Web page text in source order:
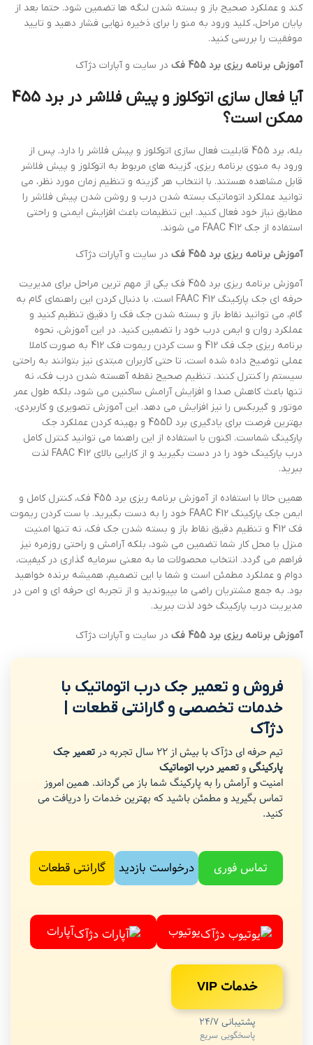
کند و عملکرد صحیح باز و بسته شدن لنگه ها تضمین شود. حتما بعد از
پایان مراحل، کلید ورود به منو را برای ذخیره نهایی فشار دهید و تایید
موفقیت را بررسی کنید.
آموزش برنامه ریزی برد 455 فک
در سایت و آپارات دژآک
آیا فعال سازی اتوکلوز و پیش فلاشر در برد 455
ممکن است؟
بله، برد 455 قابلیت فعال سازی اتوکلوز و پیش فلاشر را دارد. پس از
ورود به منوی برنامه ریزی، گزینه های مربوط به اتوکلوز و پیش فلاشر
قابل مشاهده هستند. با انتخاب هر گزینه و تنظیم زمان مورد نظر، می
توانید عملکرد اتوماتیک بسته شدن درب و روشن شدن پیش فلاشر را
مطابق نیاز خود فعال کنید. این تنظیمات باعث افزایش ایمنی و راحتی
استفاده از جک FAAC 412 می شوند.
آموزش برنامه ریزی برد 455 فک
در سایت و آپارات دژآک
آموزش برنامه ریزی برد 455 فک یکی از مهم ترین مراحل برای مدیریت
حرفه ای جک پارکینگ FAAC 412 است. با دنبال کردن این راهنمای گام به
گام، می توانید نقاط باز و بسته شدن جک فک را دقیق تنظیم کنید و
عملکرد روان و ایمن درب خود را تضمین کنید. در این آموزش، نحوه
برنامه ریزی جک فک 412 و ست کردن ریموت فک 412 به صورت کاملا
عملی توضیح داده شده است، تا حتی کاربران مبتدی نیز بتوانند به راحتی
سیستم را کنترل کنند. تنظیم صحیح نقطه آهسته شدن درب فک، نه
تنها باعث کاهش صدا و افزایش آرامش ساکنین می شود، بلکه طول عمر
موتور و گیربکس را نیز افزایش می دهد. این آموزش تصویری و کاربردی،
بهترین فرصت برای یادگیری برد 455D و بهینه کردن عملکرد جک
پارکینگ شماست. اکنون با استفاده از این راهنما می توانید کنترل کامل
درب پارکینگ خود را در دست بگیرید و از کارایی بالای FAAC 412 لذت
ببرید.
همین حالا با استفاده از آموزش برنامه ریزی برد 455 فک، کنترل کامل و
ایمن جک پارکینگ FAAC 412 خود را به دست بگیرید. با ست کردن ریموت
فک 412 و تنظیم دقیق نقاط باز و بسته شدن جک فک، نه تنها امنیت
منزل یا محل کار شما تضمین می شود، بلکه آرامش و راحتی روزمره نیز
فراهم می گردد. انتخاب محصولات ما به معنی سرمایه گذاری در کیفیت،
دوام و عملکرد مطمئن است و شما با این تصمیم، همیشه برنده خواهید
بود. به جمع مشتریان راضی ما بپیوندید و از تجربه ای حرفه ای و امن در
مدیریت درب پارکینگ خود لذت ببرید.
آموزش برنامه ریزی برد 455 فک در سایت و آپارات دژآک
فروش و تعمیر جک درب اتوماتیک با
خدمات تخصصی و گارانتی قطعات |
دژآک
تیم حرفه ای دژآک با بیش از 22 سال تجربه در
تعمیر جک
پارکینگیوتعمیر درب اتوماتیک
امنیت و آرامش را به پارکینگ شما باز می گرداند. همین امروز
تماس بگیرید و مطمئن باشید که بهترین خدمات را دریافت می
کنید.
تماس فوری درخواست بازدید گارانتی قطعات
یوتیوب آپارات
خدمات VIP
پشتیبانی 24/7
پاسخگویی سریع